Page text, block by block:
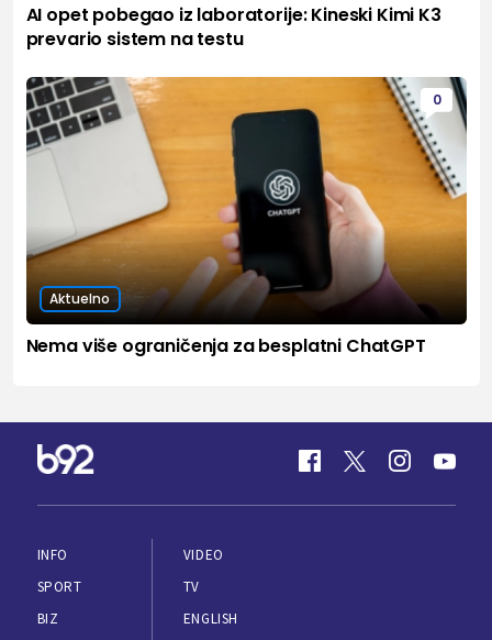
AI opet pobegao iz laboratorije: Kineski Kimi K3
prevario sistem na testu
0
Aktuelno
Nema više ograničenja za besplatni ChatGPT
INFO
SPORT
BIZ
VIDEO
TV
ENGLISH